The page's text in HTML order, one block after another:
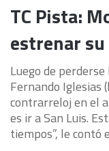
TC Pista:
estrenar
Luego de
Fernando Iglesias
contrarreloj en el
es ir a San Luis.
tiempos”, le contó